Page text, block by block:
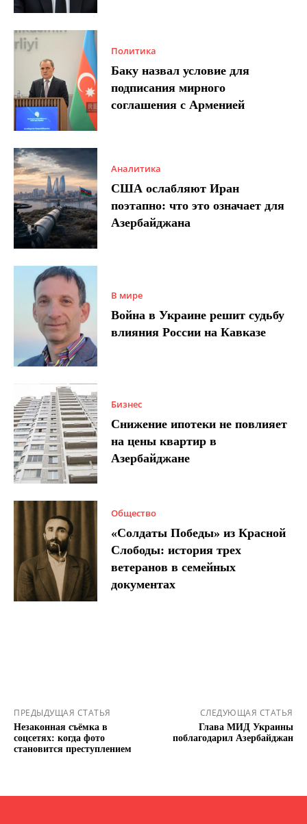
Политика
Баку назвал условие для
подписания мирного
соглашения с Арменией
Аналитика
США ослабляют Иран
поэтапно: что это означает для
Азербайджана
В мире
Война в Украине решит судьбу
влияния России на Кавказе
Бизнес
Снижение ипотеки не повлияет
на цены квартир в
Азербайджане
Общество
«Солдаты Победы» из Красной
Слободы: история трех
ветеранов в семейных
документах
ПРЕДЫДУЩАЯ СТАТЬЯ
Незаконная съёмка в
соцсетях: когда фото
становится преступлением
СЛЕДУЮЩАЯ СТАТЬЯ
Глава МИД Украины
поблагодарил Азербайджан